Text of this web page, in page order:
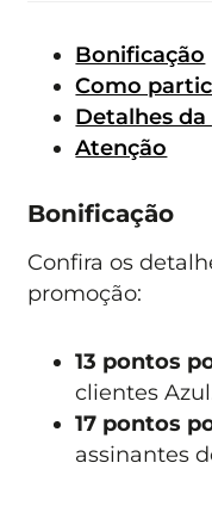
Bonificação
Como
Detalhes
Atenção
Bonificação
Confira os
promoção:
13 pontos
clientes
17 pontos
assinantes